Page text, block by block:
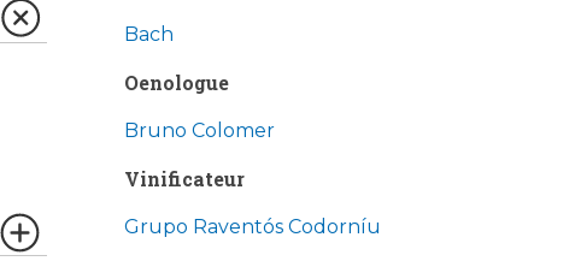
Bach
Oenologue
Bruno Colomer
Vinificateur
Grupo Raventós Codorníu